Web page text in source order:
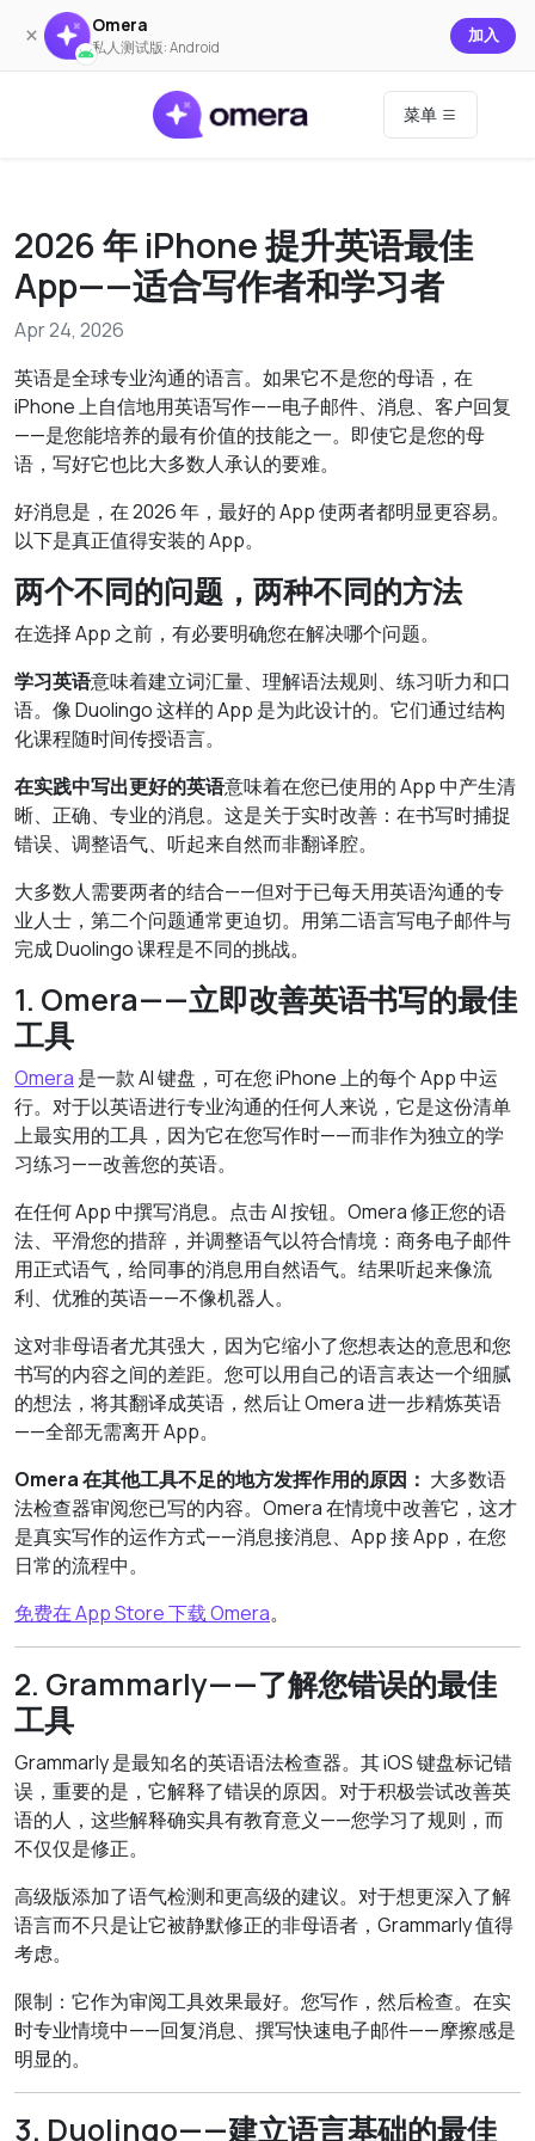
× Omera
私人测试版: Android
加入
菜单
2026 年 iPhone 提升英语最佳
App——适合写作者和学习者
Apr 24, 2026
英语是全球专业沟通的语言。如果它不是您的母语，在
iPhone 上自信地用英语写作——电子邮件、消息、客户回复
——是您能培养的最有价值的技能之一。即使它是您的母
语，写好它也比大多数人承认的要难。
好消息是，在 2026 年，最好的 App 使两者都明显更容易。
以下是真正值得安装的 App。
两个不同的问题，两种不同的方法
在选择 App 之前，有必要明确您在解决哪个问题。
学习英语意味着建立词汇量、理解语法规则、练习听力和口
语。像 Duolingo 这样的 App 是为此设计的。它们通过结构
化课程随时间传授语言。
在实践中写出更好的英语意味着在您已使用的 App 中产生清
晰、正确、专业的消息。这是关于实时改善：在书写时捕捉
错误、调整语气、听起来自然而非翻译腔。
大多数人需要两者的结合——但对于已每天用英语沟通的专
业人士，第二个问题通常更迫切。用第二语言写电子邮件与
完成 Duolingo 课程是不同的挑战。
1. Omera——立即改善英语书写的最佳
工具
Omera 是一款 AI 键盘，可在您 iPhone 上的每个 App 中运
行。对于以英语进行专业沟通的任何人来说，它是这份清单
上最实用的工具，因为它在您写作时——而非作为独立的学
习练习——改善您的英语。
在任何 App 中撰写消息。点击 AI 按钮。Omera 修正您的语
法、平滑您的措辞，并调整语气以符合情境：商务电子邮件
用正式语气，给同事的消息用自然语气。结果听起来像流
利、优雅的英语——不像机器人。
这对非母语者尤其强大，因为它缩小了您想表达的意思和您
书写的内容之间的差距。您可以用自己的语言表达一个细腻
的想法，将其翻译成英语，然后让 Omera 进一步精炼英语
——全部无需离开 App。
Omera 在其他工具不足的地方发挥作用的原因： 大多数语
法检查器审阅您已写的内容。Omera 在情境中改善它，这才
是真实写作的运作方式——消息接消息、App 接 App，在您
日常的流程中。
免费在 App Store 下载 Omera。
2. Grammarly——了解您错误的最佳
工具
Grammarly 是最知名的英语语法检查器。其 iOS 键盘标记错
误，重要的是，它解释了错误的原因。对于积极尝试改善英
语的人，这些解释确实具有教育意义——您学习了规则，而
不仅仅是修正。
高级版添加了语气检测和更高级的建议。对于想更深入了解
语言而不只是让它被静默修正的非母语者，Grammarly 值得
考虑。
限制：它作为审阅工具效果最好。您写作，然后检查。在实
时专业情境中——回复消息、撰写快速电子邮件——摩擦感是
明显的。
3. Duolingo——建立语言基础的最佳